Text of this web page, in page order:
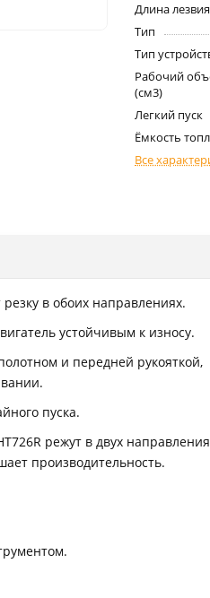
Длина
Тип
Тип
Рабочий
(см3)
Легкий пуск
Ёмкость
Все
в обоих направлениях.
устойчивым к износу.
и передней рукояткой,
пуска.
режут в двух
производительность.